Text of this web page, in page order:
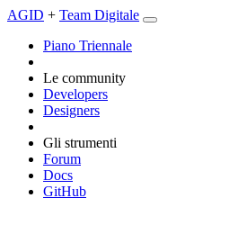
AGID + Team Digitale
Piano Triennale
Le community
Developers
Designers
Gli strumenti
Forum
Docs
GitHub